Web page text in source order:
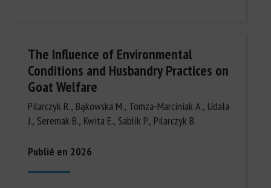
The Influence of Environmental
Conditions and Husbandry Practices on
Goat Welfare
Pilarczyk R., Bąkowska M., Tomza-Marciniak A., Udała
J., Seremak B., Kwita E., Sablik P., Pilarczyk B.
Publié en 2026